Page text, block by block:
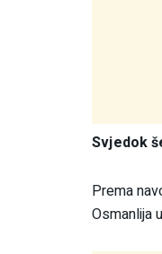
Svjedok
Prema
Osmanlija